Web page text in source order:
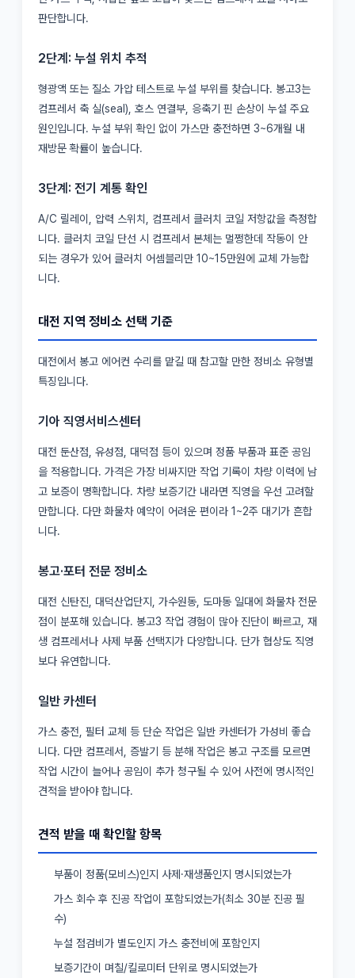
판단합니다.
2단계: 누설 위치 추적
형광액 또는 질소 가압 테스트로 누설 부위를 찾습니다. 봉고3는
컴프레서 축 실(seal), 호스 연결부, 응축기 핀 손상이 누설 주요
원인입니다. 누설 부위 확인 없이 가스만 충전하면 3~6개월 내
재방문 확률이 높습니다.
3단계: 전기 계통 확인
A/C 릴레이, 압력 스위치, 컴프레서 클러치 코일 저항값을 측정합
니다. 클러치 코일 단선 시 컴프레서 본체는 멀쩡한데 작동이 안
되는 경우가 있어 클러치 어셈블리만 10~15만원에 교체 가능합
니다.
대전 지역 정비소 선택 기준
대전에서 봉고 에어컨 수리를 맡길 때 참고할 만한 정비소 유형별
특징입니다.
기아 직영서비스센터
대전 둔산점, 유성점, 대덕점 등이 있으며 정품 부품과 표준 공임
을 적용합니다. 가격은 가장 비싸지만 작업 기록이 차량 이력에 남
고 보증이 명확합니다. 차량 보증기간 내라면 직영을 우선 고려할
만합니다. 다만 화물차 예약이 어려운 편이라 1~2주 대기가 흔합
니다.
봉고·포터 전문 정비소
대전 신탄진, 대덕산업단지, 가수원동, 도마동 일대에 화물차 전문
점이 분포해 있습니다. 봉고3 작업 경험이 많아 진단이 빠르고, 재
생 컴프레서나 사제 부품 선택지가 다양합니다. 단가 협상도 직영
보다 유연합니다.
일반 카센터
가스 충전, 필터 교체 등 단순 작업은 일반 카센터가 가성비 좋습
니다. 다만 컴프레서, 증발기 등 분해 작업은 봉고 구조를 모르면
작업 시간이 늘어나 공임이 추가 청구될 수 있어 사전에 명시적인
견적을 받아야 합니다.
견적 받을 때 확인할 항목
부품이 정품(모비스)인지 사제·재생품인지 명시되었는가
가스 회수 후 진공 작업이 포함되었는가(최소 30분 진공 필
수)
누설 점검비가 별도인지 가스 충전비에 포함인지
보증기간이 며칠/킬로미터 단위로 명시되었는가